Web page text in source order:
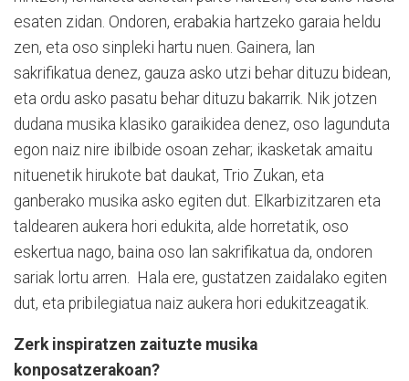
esaten zidan. Ondoren, erabakia hartzeko garaia heldu
zen, eta oso sinpleki hartu nuen. Gainera, lan
sakrifikatua denez, gauza asko utzi behar dituzu bidean,
eta ordu asko pasatu behar dituzu bakarrik. Nik jotzen
dudana musika klasiko garaikidea denez, oso lagunduta
egon naiz nire ibilbide osoan zehar; ikasketak amaitu
nituenetik hirukote bat daukat, Trio Zukan, eta
ganberako musika asko egiten dut. Elkarbizitzaren eta
taldearen aukera hori edukita, alde horretatik, oso
eskertua nago, baina oso lan sakrifikatua da, ondoren
sariak lortu arren. Hala ere, gustatzen zaidalako egiten
dut, eta pribilegiatua naiz aukera hori edukitzeagatik.
Zerk inspiratzen zaituzte musika
konposatzerakoan?